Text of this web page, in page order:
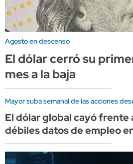
Agosto en descenso
El dólar cerró su
mes a la baja
Mayor suba semanal de las acciones
El dólar global cayó frente
débiles datos de empleo